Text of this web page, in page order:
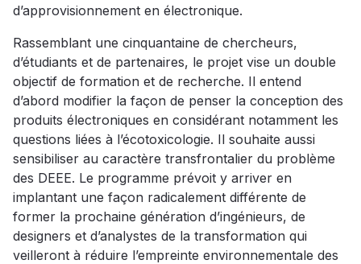
d’approvisionnement en électronique.
Rassemblant une cinquantaine de chercheurs,
d’étudiants et de partenaires, le projet vise un double
objectif de formation et de recherche. Il entend
d’abord modifier la façon de penser la conception des
produits électroniques en considérant notamment les
questions liées à l’écotoxicologie. Il souhaite aussi
sensibiliser au caractère transfrontalier du problème
des DEEE. Le programme prévoit y arriver en
implantant une façon radicalement différente de
former la prochaine génération d’ingénieurs, de
designers et d’analystes de la transformation qui
veilleront à réduire l’empreinte environnementale des